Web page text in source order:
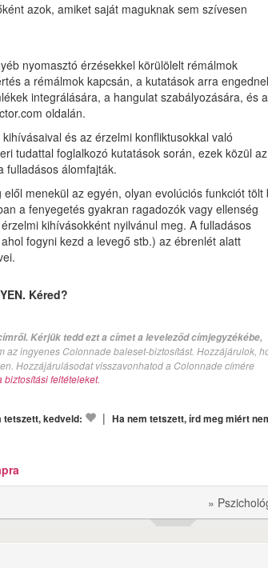
azok, amiket saját maguknak sem szívesen
nyomasztó érzésekkel körülölelt rémálmok
a rémálmok kapcsán, a kutatások arra
integrálására, a hangulat szabályozására, és
oldalán.
és az érzelmi konfliktusokkal való
tudattal foglalkozó kutatások során, ezek közül az
fulladásos álomfajták.
menekül az egyén, olyan evolúciós funkciót tölt
a fenyegetés gyakran ragadozók vagy ellenség
kihívásokként nyilvánul meg. A fulladásos
fogyni kezd a levegő stb.) az ébrenlét alatt
Kéred?
Kérjük tedd ezt a címet a leveleződ címjegyzékébe,
az ingyenes Colonnade baleset-biztosítást. Hozzájárulok,
Hozzájárulásodat visszavonhatod a Colonnade címére
biztosítási feltételeket.
tetszett, kedveld: | Ha nem tetszett, írd meg miért
»